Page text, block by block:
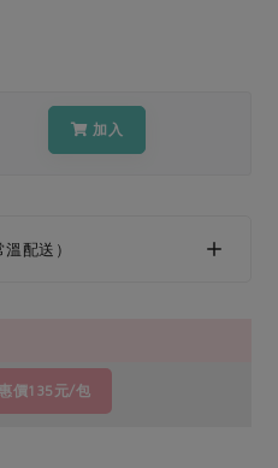
地區活動
加入
配送）
價135元/包